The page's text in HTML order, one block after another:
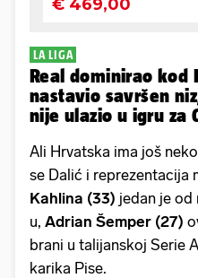
LA LIGA
Real dominirao kod
nastavio savršen
nije ulazio u igru za
Ali Hrvatska ima još
se Dalić i reprezentacija
Kahlina (33) jedan je od
u, Adrian Šemper (27)
brani u talijanskoj Serie
karika Pise.